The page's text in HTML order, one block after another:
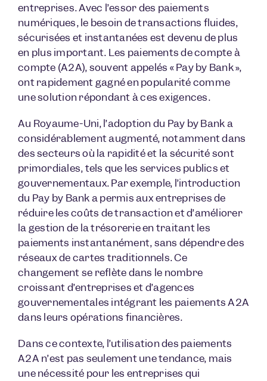
entreprises. Avec l’essor des paiements
numériques, le besoin de transactions fluides,
sécurisées et instantanées est devenu de plus
en plus important. Les paiements de compte à
compte (A2A), souvent appelés « Pay by Bank »,
ont rapidement gagné en popularité comme
une solution répondant à ces exigences.
Au Royaume-Uni, l’adoption du Pay by Bank a
considérablement augmenté, notamment dans
des secteurs où la rapidité et la sécurité sont
primordiales, tels que les services publics et
gouvernementaux. Par exemple, l’introduction
du Pay by Bank a permis aux entreprises de
réduire les coûts de transaction et d’améliorer
la gestion de la trésorerie en traitant les
paiements instantanément, sans dépendre des
réseaux de cartes traditionnels. Ce
changement se reflète dans le nombre
croissant d’entreprises et d’agences
gouvernementales intégrant les paiements A2A
dans leurs opérations financières.
Dans ce contexte, l’utilisation des paiements
A2A n’est pas seulement une tendance, mais
une nécessité pour les entreprises qui